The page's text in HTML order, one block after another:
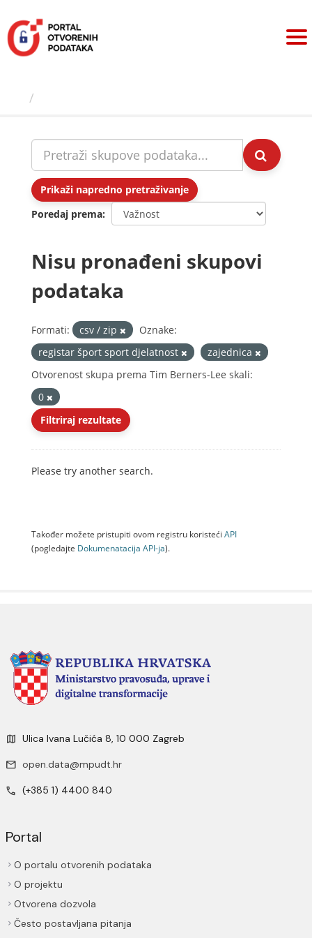
sadržaj
Prikaži napredno pretraživanje
Poredaj prema
Nisu pronađeni skupovi
podataka
Formati: csv / zip
Oznake:
registar šport sport djelatnost
zajednica
Otvorenost skupa prema Tim Berners-Lee skali:
0
Filtriraj rezultate
Please try another search.
Također možete pristupiti ovom registru koristeći API
(pogledajte Dokumenаtаcijа API-jа).